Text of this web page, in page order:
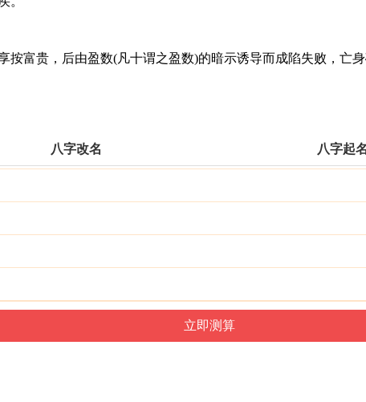
贵，后由盈数(凡十谓之盈数)的暗示诱导而成陷失败，亡
八字改名 八字起名